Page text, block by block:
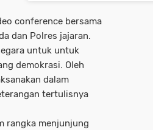
conference bersama
dan Polres jajaran.
untuk untuk
demokrasi. Oleh
dalam
tertulisnya
rangka menjunjung